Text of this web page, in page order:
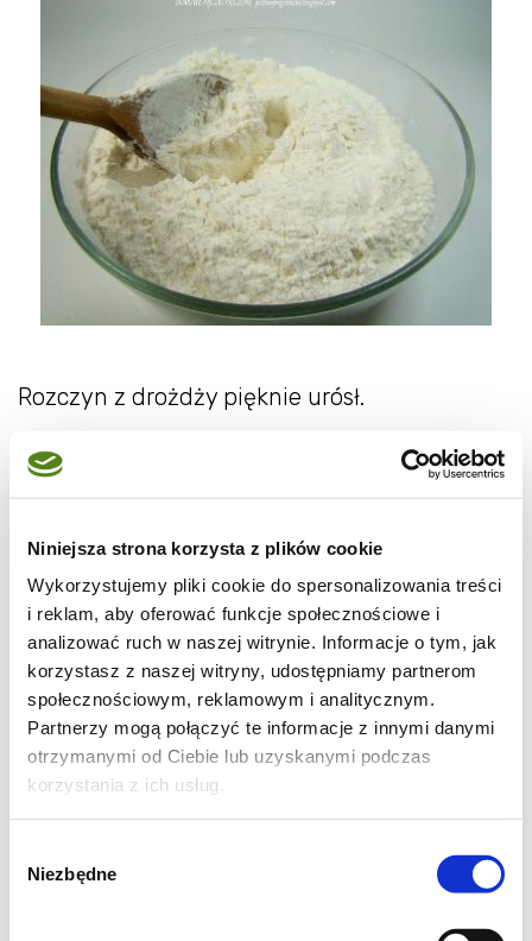
Niniejsza strona korzysta z plików cookie
Wykorzystujemy pliki cookie do spersonalizowania treści
i reklam, aby oferować funkcje społecznościowe i
analizować ruch w naszej witrynie. Informacje o tym, jak
korzystasz z naszej witryny, udostępniamy partnerom
społecznościowym, reklamowym i analitycznym.
Partnerzy mogą połączyć te informacje z innymi danymi
otrzymanymi od Ciebie lub uzyskanymi podczas
korzystania z ich usług.
zgody
Niezbędne
Rozczyn z drożdży pięknie urósł.